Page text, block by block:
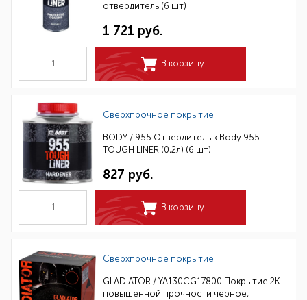
отвердитель (6 шт)
1 721 руб.
– + В корзину
Сверхпрочное покрытие
BODY / 955 Отвердитель к Body 955
TOUGH LINER (0,2л) (6 шт)
827 руб.
– + В корзину
Сверхпрочное покрытие
GLADIATOR / YA130CG17800 Покрытие 2К
повышенной прочности черное,